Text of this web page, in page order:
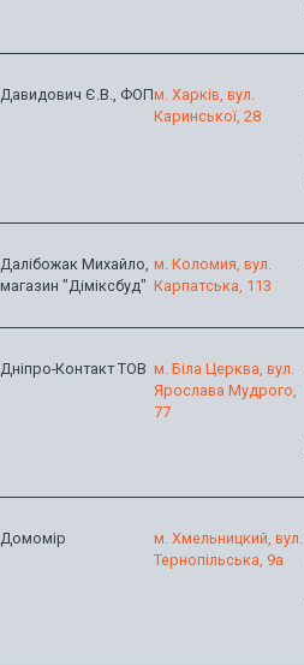
Давидович Є.В., ФОПм. Харків, вул.
Каринської, 28
Далібожак Михайло,
магазин "Діміксбуд"
м. Коломия, вул.
Карпатська, 113
Дніпро-Контакт ТОВ м. Біла Церква, вул.
Ярослава Мудрого,
77
Домомір
м. Хмельницкий, вул.
Тернопільська, 9а